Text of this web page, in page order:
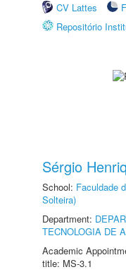
CV Lattes
Repositório
Sérgio
School: Faculdade
Solteira)
Department:
TECNOLOGIA DE
Academic
title: MS-3.1